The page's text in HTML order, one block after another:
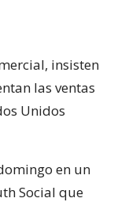
insisten
las ventas
Unidos
en un
Social que